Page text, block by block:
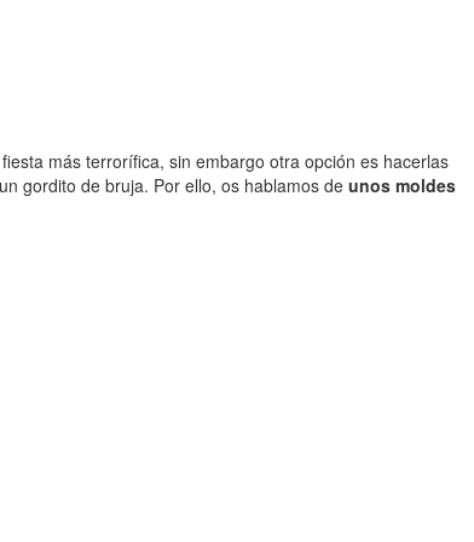
más terrorífica, sin embargo otra opción es hacerlas
gordito de bruja. Por ello, os hablamos de unos moldes